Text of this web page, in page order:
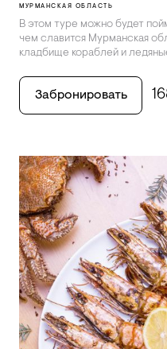
МУРМАНСКАЯ ОБЛАСТЬ
В этом туре можно будет
чем славится Мурманская
кладбище кораблей и
Забронировать